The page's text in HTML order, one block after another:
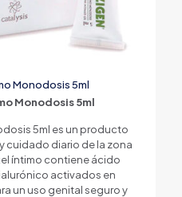
Monodosis 5ml
Monodosis 5ml
5ml es un producto
cuidado diario de la zona
íntimo contiene ácido
activados en
un uso genital seguro y